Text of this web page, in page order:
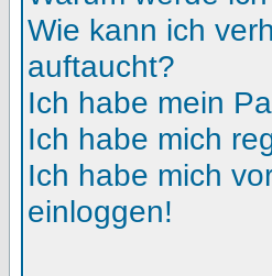
Wie kann ich
auftaucht?
Ich habe mein
Ich habe mich
Ich habe mich
einloggen!